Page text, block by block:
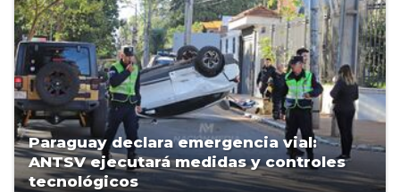
Paraguay declara emergencia vial:
ANTSV ejecutará medidas y controles
tecnológicos